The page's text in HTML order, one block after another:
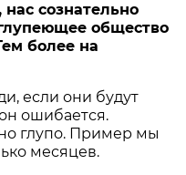
сознательно
общество
более на
если они будут
ошибается.
но глупо. Пример мы
месяцев.